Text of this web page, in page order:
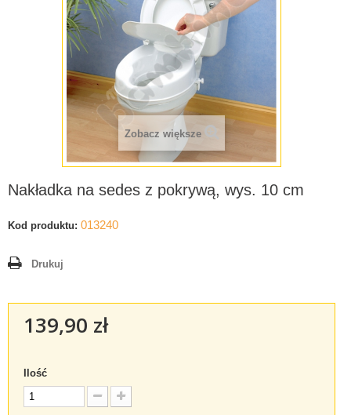
Zobacz większe
Nakładka na sedes z pokrywą, wys. 10 cm
Kod produktu: 013240
Drukuj
139,90 zł
Ilość